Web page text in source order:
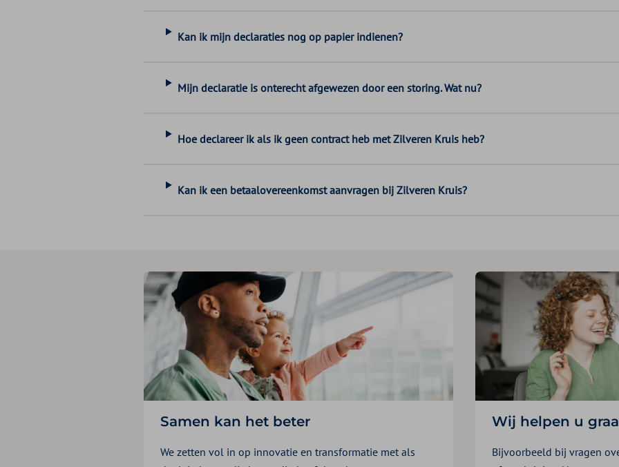
Kan ik mijn declaraties nog op papier indienen?
Mijn declaratie is onterecht afgewezen door een storing. Wat nu?
Hoe declareer ik als ik geen contract heb met Zilveren Kruis heb?
Kan ik een betaalovereenkomst aanvragen bij Zilveren Kruis?
Samen kan het beter
We zetten vol in op innovatie en transformatie met als
Wij helpen u
Bijvoorbeeld bij vragen